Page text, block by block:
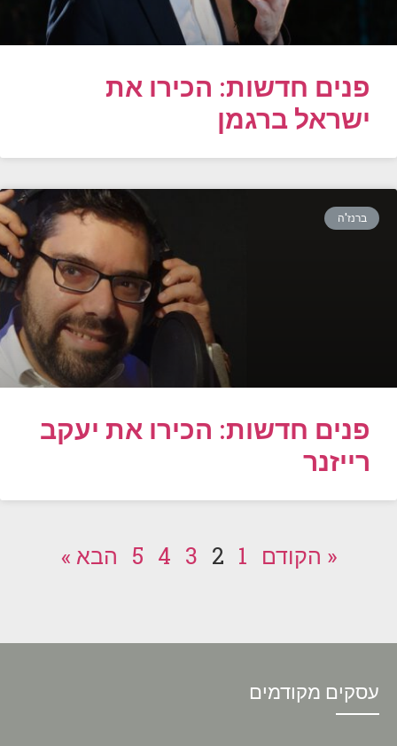
פנים חדשות: הכירו את
ישראל ברגמן
ברנז'ה
פנים חדשות: הכירו את יעקב
רייזנר
« הקודם 1
2
3
4
5 הבא »
עסקים מקודמים